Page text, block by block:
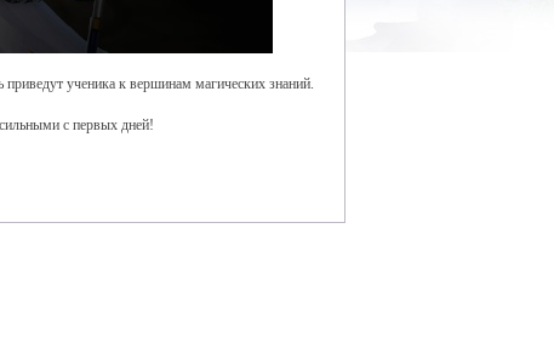
ученика к вершинам магических знаний.
с первых дней!